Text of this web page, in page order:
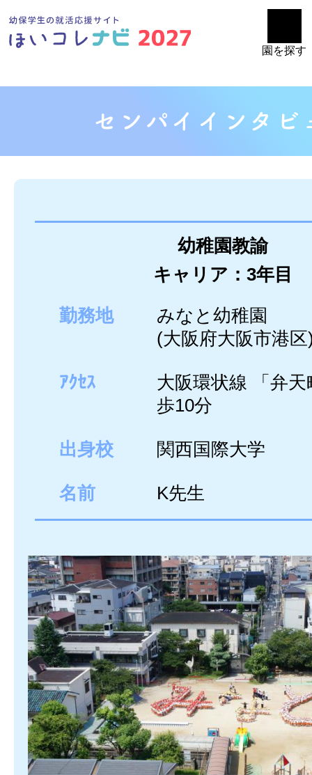
園を探す
幼稚園教諭
キャリア：3年目
勤務地
みなと幼稚園
(大阪府大阪市港区
ｱｸｾｽ
大阪環状線 「弁天
歩10分
出身校 関西国際大学
名前 K先生